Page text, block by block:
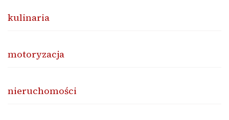
kulinaria
motoryzacja
nieruchomości